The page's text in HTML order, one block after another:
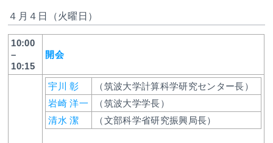
４月４日（火曜日）
10:00
–
10:15
開会
宇川 彰
（筑波大学計算科学研究センター長）
岩崎 洋一
（筑波大学学長）
清水 潔
（文部科学省研究振興局長）